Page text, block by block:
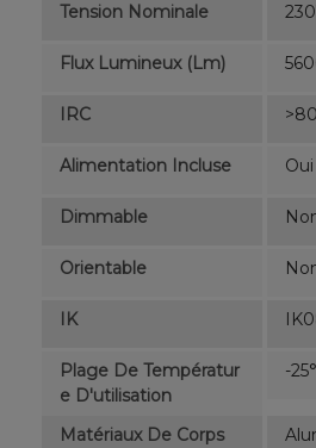
Tension Nominale
Flux Lumineux (lm)
IRC >80
Alimentation Incluse Oui
Dimmable
Orientable
IK
Plage De Températur
E D'utilisation
-
Matériaux De Corps